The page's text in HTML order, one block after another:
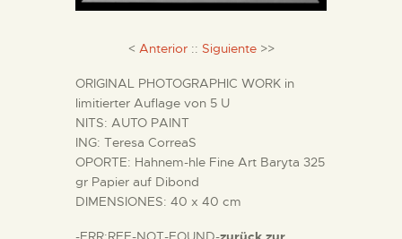
< Anterior :: Siguiente >>
ORIGINAL PHOTOGRAPHIC WORK in
limitierter Auflage von 5 U
NITS: AUTO PAINT
ING: Teresa CorreaS
OPORTE: Hahnem-hle Fine Art Baryta 325
gr Papier auf Dibond
DIMENSIONES: 40 x 40 cm